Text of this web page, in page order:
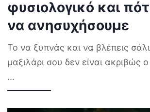
φυσιολογικό και
να ανησυχήσουμε
Το να ξυπνάς και να βλέπεις
μαξιλάρι σου δεν είναι ακριβώς
...